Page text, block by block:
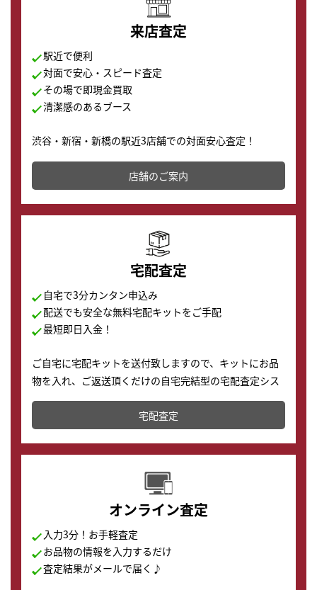
来店査定
駅近で便利
対面で安心・スピード査定
その場で即現金買取
清潔感のあるブース
渋谷・新宿・新橋の駅近3店舗での対面安心査定！
その場で現金買取致します。渋谷本店では、時計販売の
店舗を併設しており、下取りに出してお得に新しい時計
の購入もできます♪
店舗のご案内
宅配査定
自宅で3分カンタン申込み
配送でも安全な無料宅配キットをご手配
最短即日入金！
ご自宅に宅配キットを送付致しますので、キットにお品
物を入れ、ご返送頂くだけの自宅完結型の宅配査定シス
テムです。
配送でも簡単&安全に査定・買取に出すことが可能で
す。
宅配査定
オンライン査定
入力3分！お手軽査定
お品物の情報を入力するだけ
査定結果がメールで届く♪